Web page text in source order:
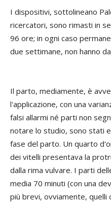
I dispositivi, sottolineano
ricercatori, sono rimasti in
96 ore; in ogni caso
due settimane, non hanno
Il parto, mediamente, è
l'applicazione, con una
falsi allarmi né parti non
notare lo studio, sono stati
fase del parto. Un quarto
dei vitelli presentava la
dalla rima vulvare. I parti
media 70 minuti (con una
più brevi, ovviamente, quelli